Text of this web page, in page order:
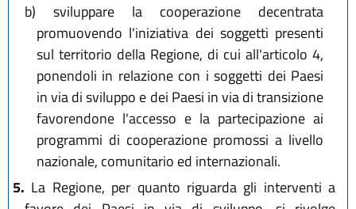
b) sviluppare la cooperazione decentrata
promuovendo l'iniziativa dei soggetti presenti
sul territorio della Regione, di cui all'articolo 4,
ponendoli in relazione con i soggetti dei Paesi
in via di sviluppo e dei Paesi in via di transizione
favorendone l'accesso e la partecipazione ai
programmi di cooperazione promossi a livello
nazionale, comunitario ed internazionali.
5. La Regione, per quanto riguarda gli interventi a